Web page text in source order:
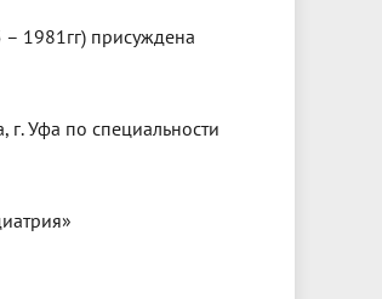
– 1981гг) присуждена
г. Уфа по специальности